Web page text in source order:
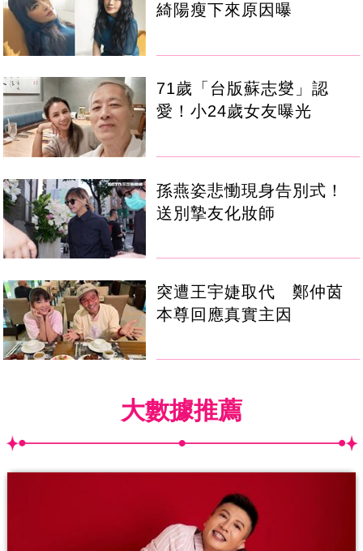
綺陽瘦下來原因曝
71歲「台版蘇志燮」認
愛！小24歲女友曝光
孫燕姿悲慟現身告別式！
送別摯友化妝師
突遭王宇婕取代 鄭仲茵
本尊回應真實主因
大數據推薦